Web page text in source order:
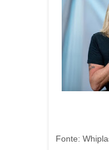
Fonte: